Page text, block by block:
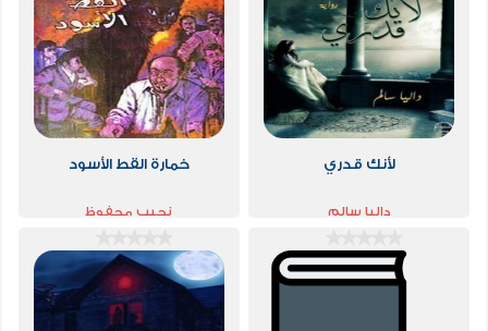
لأنك قدري
داليا سالم
خمارة القط الأسود
نجيب محفوظ